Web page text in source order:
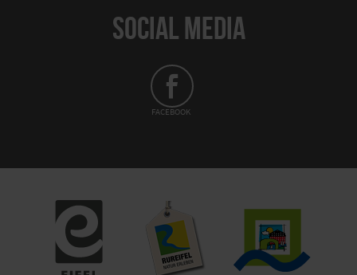
SOCIAL MEDIA
FACEBOOK